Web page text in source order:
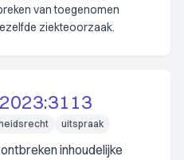
van toegenomen
ziekteoorzaak.
uitspraak
inhoudelijke